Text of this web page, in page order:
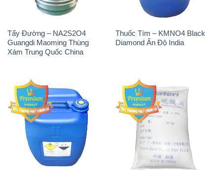
Tẩy Đường – NA2S2O4
Guangdi Maoming Thùng
Xám Trung Quốc China
Thuốc Tím – KMNO4 Black
Diamond Ấn Độ India